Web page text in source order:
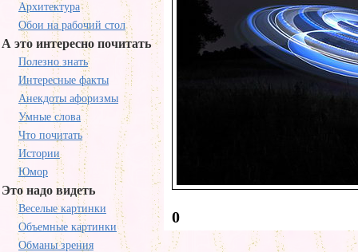
Архитектура
Обои на рабочий стол
А это интересно почитать
Полезно знать
Интересные факты
Анекдоты афоризмы
Умные слова
Что почитать
Истории
Юмор
Это надо видеть
Веселые картинки
Объемные картинки
Обманы зрения
0